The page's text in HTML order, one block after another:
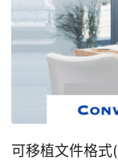
可移植文件格式(